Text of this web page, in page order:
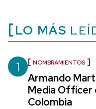
LO MÁS
1 NOMBRAMIENTOS
Armando
Media Officer
Colombia